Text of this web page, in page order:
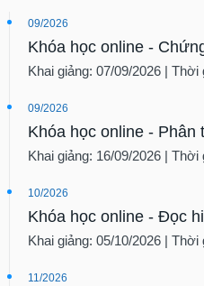
09/2026
Khóa học online -
Khai giảng: 07/09/2026 | Thời
09/2026
Khóa học online -
Khai giảng: 16/09/2026 | Thời
10/2026
Khóa học online - Đọc
Khai giảng: 05/10/2026 | Thời
11/2026